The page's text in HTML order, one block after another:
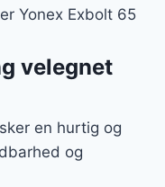
Yonex Exbolt 65
velegnet
en hurtig og
og